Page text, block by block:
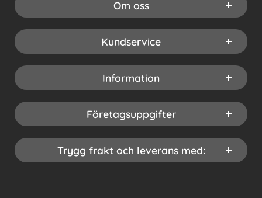
Om oss
Kundservice
Information
Företagsuppgifter
Trygg frakt och leverans med: